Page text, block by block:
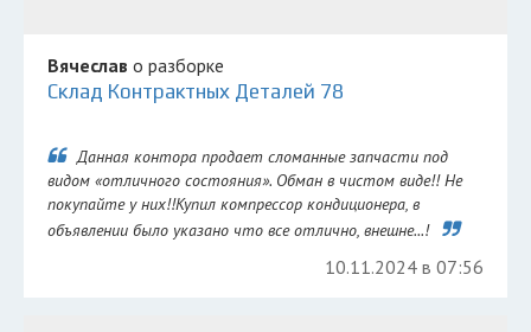
Вячеслав о разборке
Склад Контрактных Деталей 78
Данная контора продает сломанные запчасти под
видом «отличного состояния». Обман в чистом виде!! Не
покупайте у них!!Купил компрессор кондиционера, в
объявлении было указано что все отлично, внешне...!
10.11.2024 в 07:56